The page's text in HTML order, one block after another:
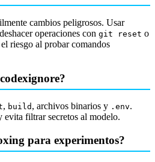
cambios peligrosos. Usar
operaciones con git reset o
riesgo al probar comandos
, build , archivos binarios y .env.
evita filtrar secretos al modelo.
para experimentos?